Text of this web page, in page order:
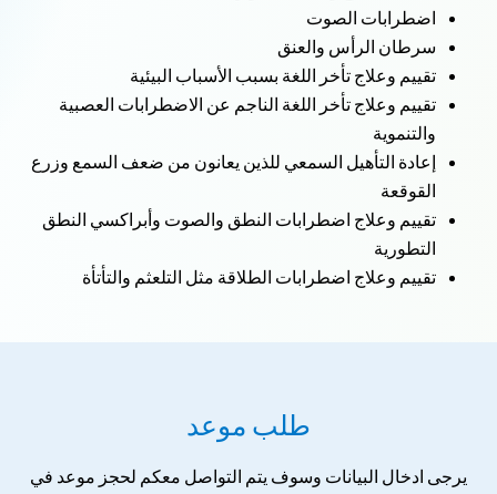
اضطرابات الصوت
سرطان الرأس والعنق
تقييم وعلاج تأخر اللغة بسبب الأسباب البيئية
تقييم وعلاج تأخر اللغة الناجم عن الاضطرابات العصبية
والتنموية
إعادة التأهيل السمعي للذين يعانون من ضعف السمع وزرع
القوقعة
تقييم وعلاج اضطرابات النطق والصوت وأبراكسي النطق
التطورية
تقييم وعلاج اضطرابات الطلاقة مثل التلعثم والتأتأة
طلب موعد
يرجى ادخال البيانات وسوف يتم التواصل معكم لحجز موعد في